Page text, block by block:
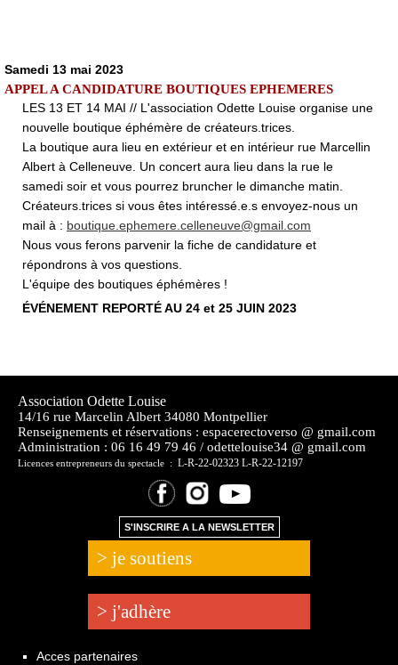
Samedi 13 mai 2023
APPEL A CANDIDATURE BOUTIQUES EPHEMERES
LES 13 ET 14 MAI // L'association Odette Louise organise une
nouvelle boutique éphémère de créateurs.trices.
La boutique aura lieu en extérieur et en intérieur rue Marcellin
Albert à Celleneuve. Un concert aura lieu dans la rue le
samedi soir et vous pourrez bruncher le dimanche matin.
Créateurs.trices si vous êtes intéressé.e.s envoyez-nous un
mail à : boutique.ephemere.celleneuve@gmail.com
Nous vous ferons parvenir la fiche de candidature et
répondrons à vos questions.
L'équipe des boutiques éphémères !
ÉVÉNEMENT REPORTÉ AU 24 et 25 JUIN 2023
Association Odette Louise
14/16 rue Marcelin Albert 34080 Montpellier
Renseignements et réservations : espacerectoverso @ gmail.com
Administration : 06 16 49 79 46 / odettelouise34 @ gmail.com
Licences entrepreneurs du spectacle : L-R-22-02323 L-R-22-12197
S'INSCRIRE A LA NEWSLETTER
> je soutiens
> j'adhère
Acces partenaires